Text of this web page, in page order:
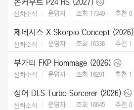
신차소식 운영자 조회 17349 추천 0
제네시스 X Skorpio Concept (2026)
신차소식 운영자 조회 16336 추천 1
부가티 FKP Hommage (2026)
신차소식 운영자 조회 16291 추천 1
싱어 DLS Turbo Sorcerer (2026)
신차소식 운영자 조회 16645 추천 0